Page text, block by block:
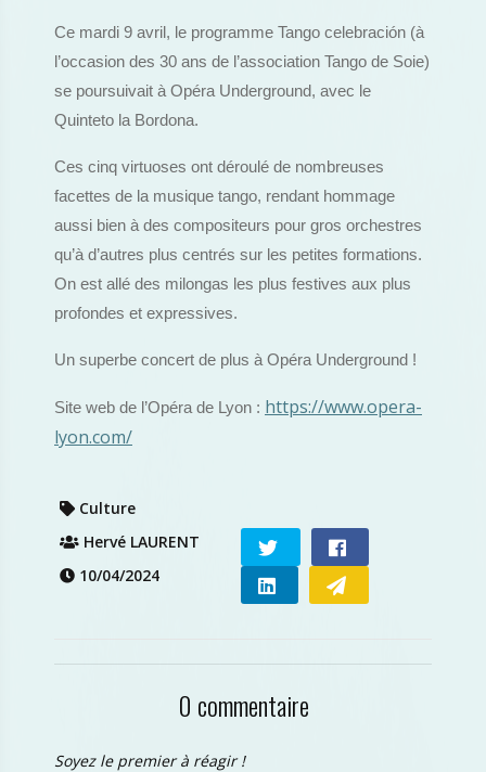
Ce mardi 9 avril, le programme Tango celebración (à
l’occasion des 30 ans de l’association Tango de Soie)
se poursuivait à Opéra Underground, avec le
Quinteto la Bordona.
Ces cinq virtuoses ont déroulé de nombreuses
facettes de la musique tango, rendant hommage
aussi bien à des compositeurs pour gros orchestres
qu’à d’autres plus centrés sur les petites formations.
On est allé des milongas les plus festives aux plus
profondes et expressives.
Un superbe concert de plus à Opéra Underground !
Site web de l’Opéra de Lyon : https://www.opera-
lyon.com/
Culture
Hervé LAURENT
10/04/2024
0 commentaire
Soyez le premier à réagir !